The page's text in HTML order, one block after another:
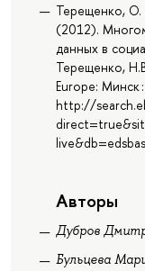
Терещенко, О.
(2012).
данных в
Терещенко,
Europe: Минск
http://
Авторы
Дубров
Бульцева